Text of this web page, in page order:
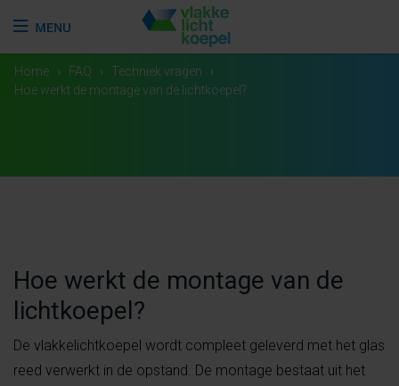
Home › FAQ › Techniek vragen ›
Hoe werkt de montage van de lichtkoepel?
Hoe werkt de montage van de
lichtkoepel?
De vlakkelichtkoepel wordt compleet geleverd met het glas
reed verwerkt in de opstand. De montage bestaat uit het